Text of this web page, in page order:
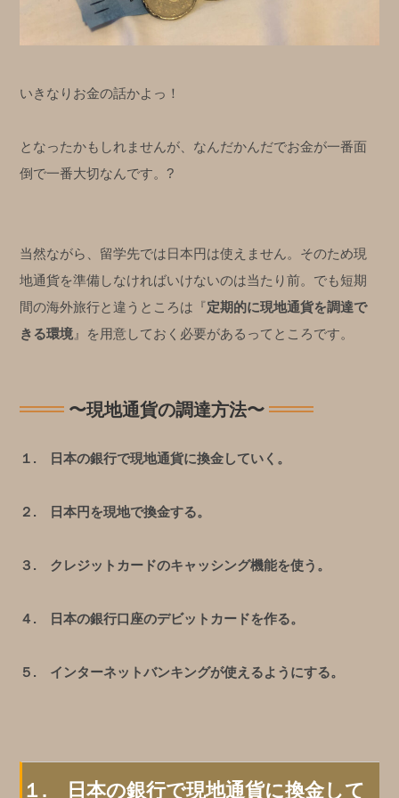
いきなりお金の話かよっ！
となったかもしれませんが、なんだかんだでお金が一番面
倒で一番大切なんです。?
当然ながら、留学先では日本円は使えません。そのため現
地通貨を準備しなければいけないのは当たり前。でも短期
間の海外旅行と違うところは『定期的に現地通貨を調達で
きる環境 』を用意しておく必要があるってところです。
〜現地通貨の調達方法〜
１. 日本の銀行で現地通貨に換金していく。
２. 日本円を現地で換金する。
３. クレジットカードのキャッシング機能を使う。
４. 日本の銀行口座のデビットカードを作る。
５. インターネットバンキングが使えるようにする。
１. 日本の銀行で現地通貨に換金して